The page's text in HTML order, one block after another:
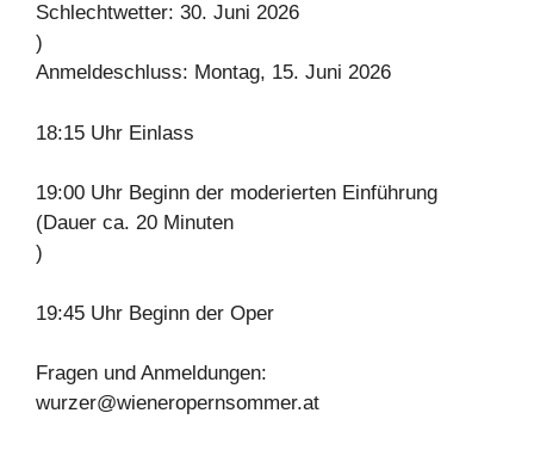
Schlechtwetter: 30. Juni 2026
)
Anmeldeschluss: Montag, 15. Juni 2026
18:15 Uhr Einlass
19:00 Uhr Beginn der moderierten Einführung
(Dauer ca. 20 Minuten
)
19:45 Uhr Beginn der Oper
Fragen und Anmeldungen:
wurzer@wieneropernsommer.at